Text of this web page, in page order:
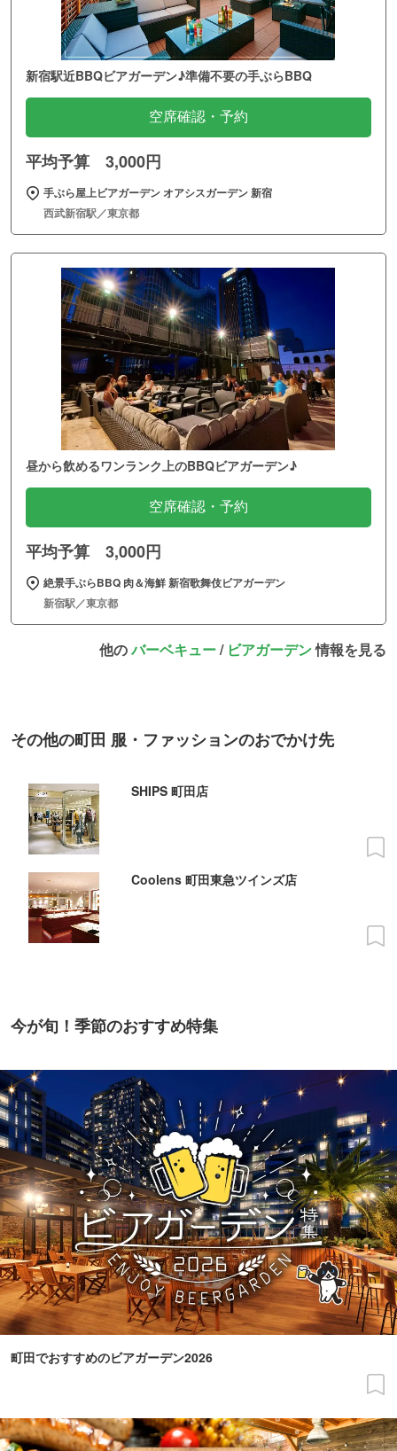
新宿駅近BBQビアガーデン♪準備不要の手ぶらBBQ
空席確認・予約
平均予算 3,000円
手ぶら屋上ビアガーデン オアシスガーデン 新宿
西武新宿駅／東京都
昼から飲めるワンランク上のBBQビアガーデン♪
空席確認・予約
平均予算 3,000円
絶景手ぶらBBQ 肉＆海鮮 新宿歌舞伎ビアガーデン
新宿駅／東京都
他のバーベキュー/ ビアガーデン情報を見る
その他の町田 服・ファッションのおでかけ先
SHIPS 町田店
Coolens 町田東急ツインズ店
今が旬！季節のおすすめ特集
町田でおすすめのビアガーデン2026